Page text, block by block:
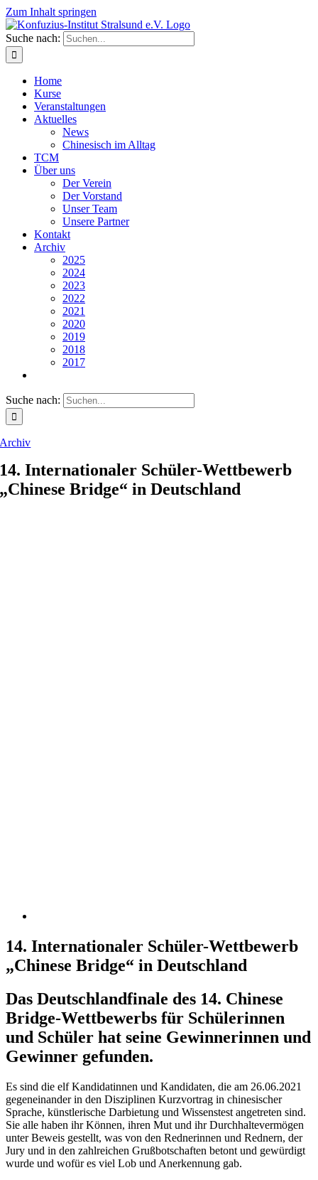
Zum Inhalt springen
Suche nach:
Home
Kurse
Veranstaltungen
Aktuelles
News
Chinesisch im Alltag
TCM
Über uns
Der Verein
Der Vorstand
Unser Team
Unsere Partner
Kontakt
Archiv
2025
2024
2023
2022
2021
2020
2019
2018
2017
Suche nach:
Archiv
14. Internationaler Schüler-Wettbewerb
„Chinese Bridge“ in Deutschland
14. Internationaler Schüler-Wettbewerb
„Chinese Bridge“ in Deutschland
Das Deutschlandfinale des 14. Chinese
Bridge-Wettbewerbs für Schülerinnen
und Schüler hat seine Gewinnerinnen und
Gewinner gefunden.
Es sind die elf Kandidatinnen und Kandidaten, die am 26.06.2021
gegeneinander in den Disziplinen Kurzvortrag in chinesischer
Sprache, künstlerische Darbietung und Wissenstest angetreten sind.
Sie alle haben ihr Können, ihren Mut und ihr Durchhaltevermögen
unter Beweis gestellt, was von den Rednerinnen und Rednern, der
Jury und in den zahlreichen Grußbotschaften betont und gewürdigt
wurde und wofür es viel Lob und Anerkennung gab.